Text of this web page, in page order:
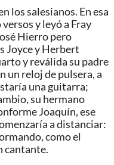
los salesianos. En esa
y leyó a Fray
Hierro pero
Joyce y Herbert
y reválida su padre
un reloj de pulsera, a
una guitarra;
su hermano
Joaquín, ese
a distanciar:
como el
cantante.